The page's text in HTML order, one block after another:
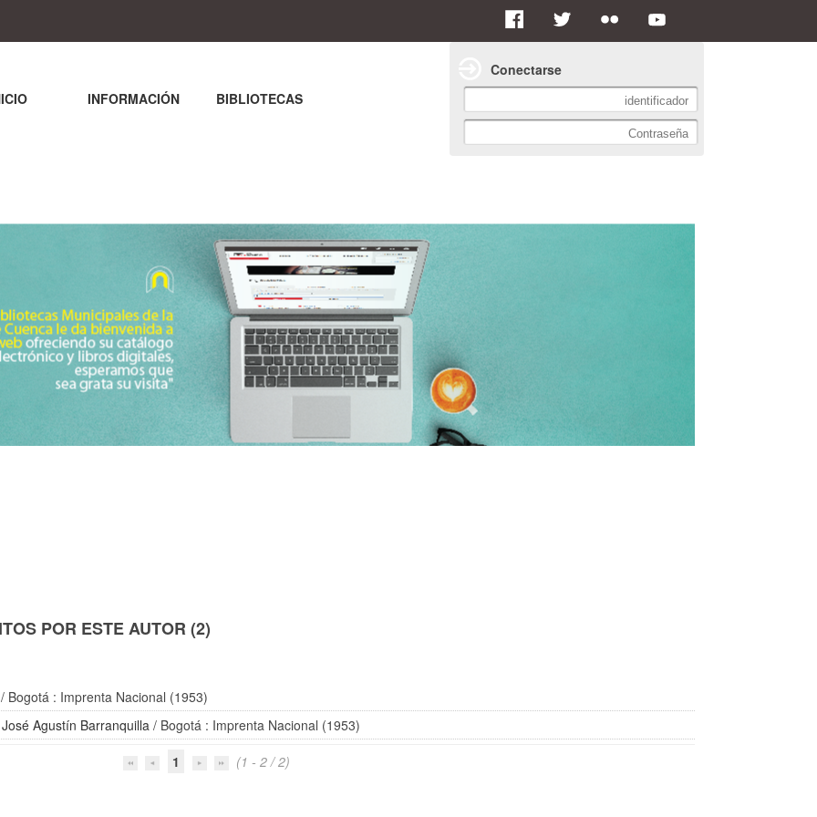
POR ESTE AUTOR (2)
Bogotá : Imprenta Nacional (1953)
José Agustín Barranquilla / Bogotá : Imprenta Nacional (1953)
1
(1 - 2 / 2)
INFORMACIÓN BIBLIOTECAS
Conectarse